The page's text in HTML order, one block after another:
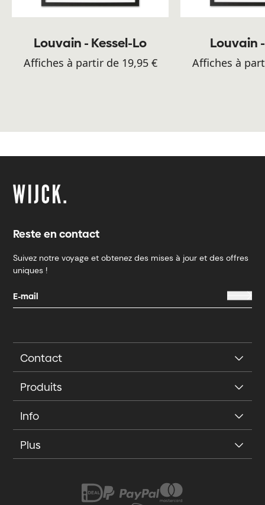
Louvain - Kessel-Lo
Affiches à partir de 19,95 €
Louvain
Affiches à
Reste en contact
Suivez notre voyage et obtenez des mises à jour et des offres
uniques !
Contact
Produits
Info
Plus